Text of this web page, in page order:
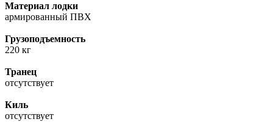
Материал лодки
армированный ПВХ
Грузоподъемность
220 кг
Транец
отсутствует
Киль
отсутствует